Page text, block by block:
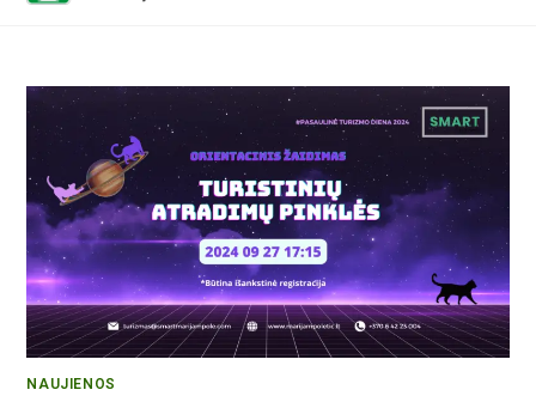
NAUJIENOS